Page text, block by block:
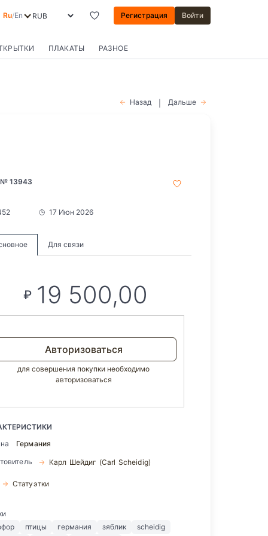
Ru/En Регистрация Войти
ПЛАКАТЫ РАЗНОЕ
Назад Дальше
13943
17 Июн 2026
Для связи
₽ 19 500,00
Авторизоваться
для совершения покупки необходимо
авторизоваться
Германия
Карл Шейдиг (Carl Scheidig)
Статуэтки
птицы германия зяблик
scheidig